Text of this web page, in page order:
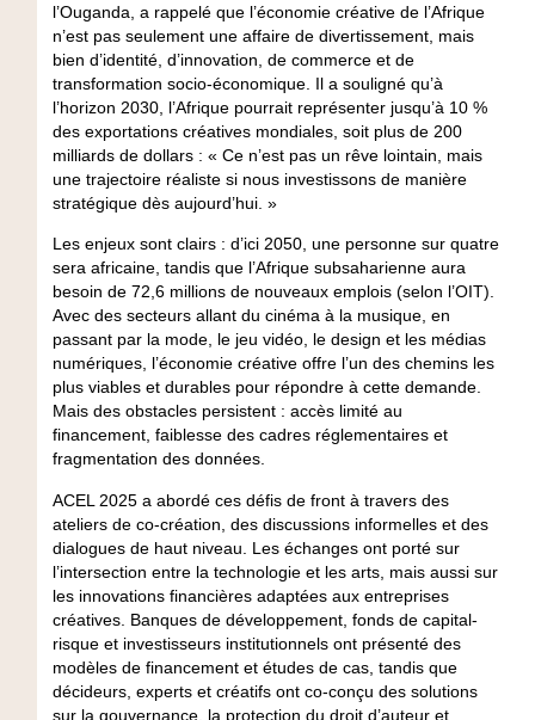
l’Ouganda, a rappelé que l’économie créative de l’Afrique
n’est pas seulement une affaire de divertissement, mais
bien d’identité, d’innovation, de commerce et de
transformation socio-économique. Il a souligné qu’à
l’horizon 2030, l’Afrique pourrait représenter jusqu’à 10 %
des exportations créatives mondiales, soit plus de 200
milliards de dollars : « Ce n’est pas un rêve lointain, mais
une trajectoire réaliste si nous investissons de manière
stratégique dès aujourd’hui. »
Les enjeux sont clairs : d’ici 2050, une personne sur quatre
sera africaine, tandis que l’Afrique subsaharienne aura
besoin de 72,6 millions de nouveaux emplois (selon l’OIT).
Avec des secteurs allant du cinéma à la musique, en
passant par la mode, le jeu vidéo, le design et les médias
numériques, l’économie créative offre l’un des chemins les
plus viables et durables pour répondre à cette demande.
Mais des obstacles persistent : accès limité au
financement, faiblesse des cadres réglementaires et
fragmentation des données.
ACEL 2025 a abordé ces défis de front à travers des
ateliers de co-création, des discussions informelles et des
dialogues de haut niveau. Les échanges ont porté sur
l’intersection entre la technologie et les arts, mais aussi sur
les innovations financières adaptées aux entreprises
créatives. Banques de développement, fonds de capital-
risque et investisseurs institutionnels ont présenté des
modèles de financement et études de cas, tandis que
décideurs, experts et créatifs ont co-conçu des solutions
sur la gouvernance, la protection du droit d’auteur et